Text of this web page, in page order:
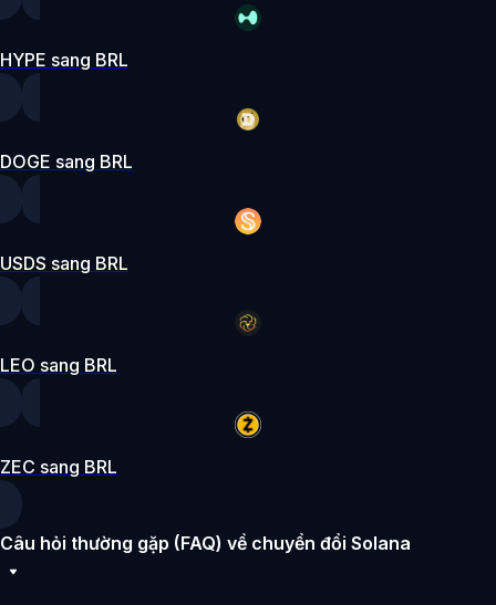
HYPE sang BRL
DOGE sang BRL
USDS sang BRL
LEO sang BRL
ZEC sang BRL
Câu hỏi thường gặp (FAQ) về chuyển đổi Solana